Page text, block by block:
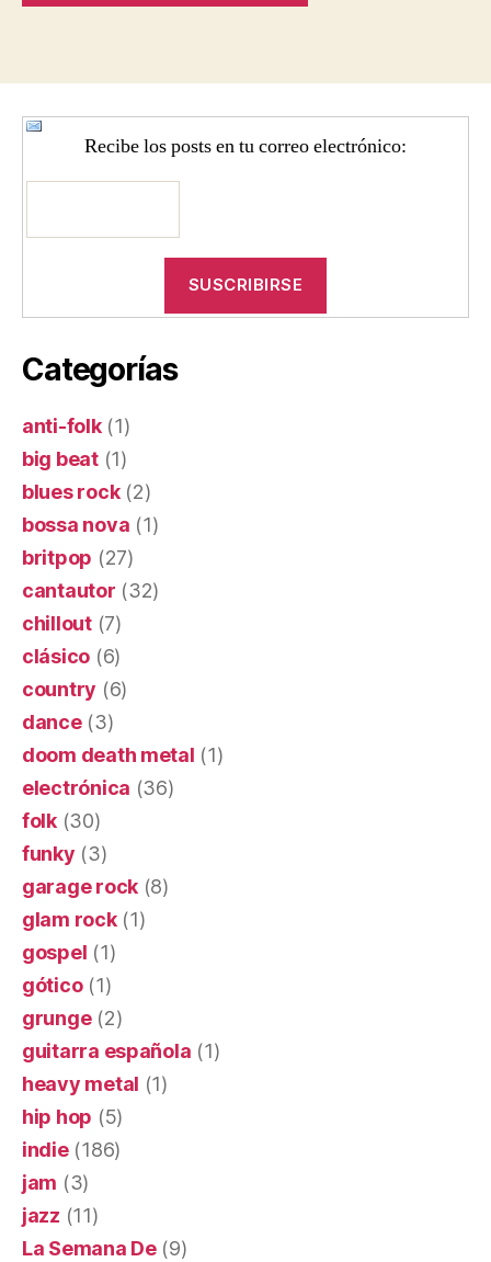
Recibe los posts en tu correo electrónico:
Categorías
anti-folk(1)
big beat(1)
blues rock(2)
bossa nova (1)
britpop (27)
cantautor (32)
chillout(7)
clásico (6)
country (6)
dance(3)
doom death metal (1)
electrónica (36)
folk(30)
funky (3)
garage rock (8)
glam rock(1)
gospel (1)
gótico(1)
grunge(2)
guitarra española (1)
heavy metal (1)
hip hop (5)
indie(186)
jam (3)
jazz (11)
La Semana De(9)